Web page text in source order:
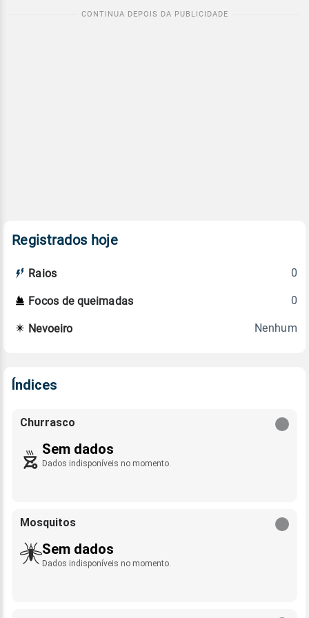
Registrados hoje
Raios 0
Focos de queimadas 0
Nevoeiro Nenhum
Índices
Churrasco
Sem dados
Dados indisponíveis no momento.
Mosquitos
Sem dados
Dados indisponíveis no momento.